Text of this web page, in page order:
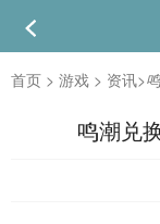
首页 > 游戏 > 资讯>
鸣潮兑